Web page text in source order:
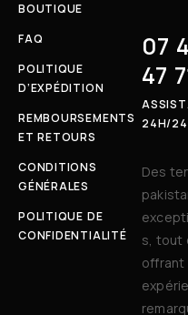
BOUTIQUE
FAQ
POLITIQUE
D’EXPÉDITION
REMBOURSEMENTS
ET RETOURS
CONDITIONS
GÉNÉRALES
POLITIQUE DE
CONFIDENTIALITÉ
07
47
24H/
Des
s, tout
offrant